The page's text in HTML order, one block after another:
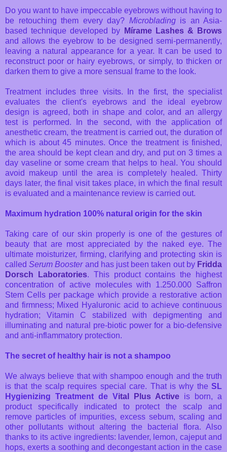
Do you want to have impeccable eyebrows without having to
be retouching them every day? Microbladingis an Asia-
based technique developed by
Mírame Lashes & Brows
and allows the eyebrow to be designed semi-permanently,
leaving a natural appearance for a year. It can be used to
reconstruct poor or hairy eyebrows, or simply, to thicken or
darken them to give a more sensual frame to the look.
Treatment includes three visits. In the first, the specialist
evaluates the client's eyebrows and the ideal eyebrow
design is agreed, both in shape and color, and an allergy
test is performed. In the second, with the application of
anesthetic cream, the treatment is carried out, the duration of
which is about 45 minutes. Once the treatment is finished,
the area should be kept clean and dry, and put on 3 times a
day vaseline or some cream that helps to heal. You should
avoid makeup until the area is completely healed. Thirty
days later, the final visit takes place, in which the final result
is evaluated and a maintenance review is carried out.
Maximum hydration 100% natural origin for the skin
Taking care of our skin properly is one of the gestures of
beauty that are most appreciated by the naked eye. The
ultimate moisturizer, firming, clarifying and protecting skin is
calledSerum Boosterand has just been taken out by Fridda
Dorsch Laboratories. This product contains the highest
concentration of active molecules with 1.250.000 Saffron
Stem Cells per package which provide a restorative action
and firmness; Mixed Hyaluronic acid to achieve continuous
hydration; Vitamin C stabilized with depigmenting and
illuminating and natural pre-biotic power for a bio-defensive
and anti-inflammatory protection.
The secret of healthy hair is not a shampoo
We always believe that with shampoo enough and the truth
is that the scalp requires special care. That is why the SL
Hygienizing Treatment de Vital Plus Active is born, a
product specifically indicated to protect the scalp and
remove particles of impurities, excess sebum, scaling and
other pollutants without altering the bacterial flora. Also
thanks to its active ingredients: lavender, lemon, cajeput and
hops, exerts a soothing and decongestant action in the case